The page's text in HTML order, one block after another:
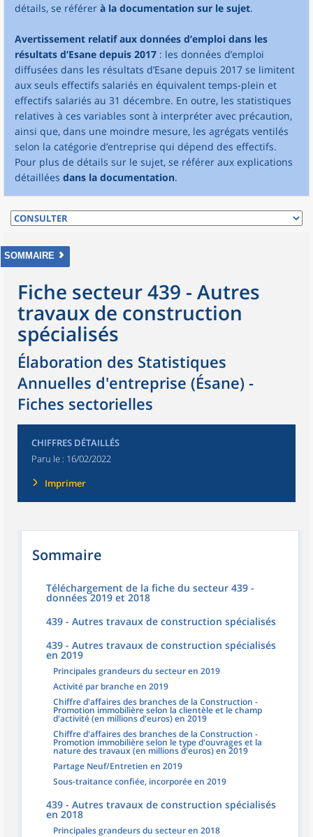
détails, se référer à la documentation sur le sujet.
Avertissement relatif aux données d’emploi dans les
résultats d’Esane depuis 2017 : les données d’emploi
diffusées dans les résultats d’Esane depuis 2017 se limitent
aux seuls effectifs salariés en équivalent temps-plein et
effectifs salariés au 31 décembre. En outre, les statistiques
relatives à ces variables sont à interpréter avec précaution,
ainsi que, dans une moindre mesure, les agrégats ventilés
selon la catégorie d’entreprise qui dépend des effectifs.
Pour plus de détails sur le sujet, se référer aux explications
détaillées dans la documentation.
SOMMAIRE
Fiche secteur 439 - Autres
travaux de construction
spécialisés
Élaboration des Statistiques
Annuelles d'entreprise (Ésane) -
Fiches sectorielles
CHIFFRES DÉTAILLÉS
Paru le : 16/02/2022
Imprimer
Sommaire
Téléchargement de la fiche du secteur 439 -
données 2019 et 2018
439 - Autres travaux de construction spécialisés
439 - Autres travaux de construction spécialisés
en 2019
Principales grandeurs du secteur en 2019
Activité par branche en 2019
Chiffre d'affaires des branches de la Construction -
Promotion immobilière selon la clientèle et le champ
d'activité (en millions d'euros) en 2019
Chiffre d'affaires des branches de la Construction -
Promotion immobilière selon le type d'ouvrages et la
nature des travaux (en millions d'euros) en 2019
Partage Neuf/Entretien en 2019
Sous-traitance confiée, incorporée en 2019
439 - Autres travaux de construction spécialisés
en 2018
Principales grandeurs du secteur en 2018